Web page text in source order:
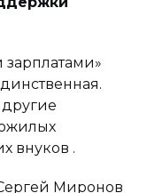
внуков .
Миронов